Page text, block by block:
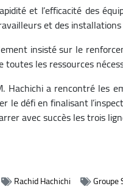
et l’efficacité des
et des
insisté sur le
toutes les ressources
Hachichi a rencontré les
le défi en finalisant
avec succès les trois
Rachid Hachichi Groupe